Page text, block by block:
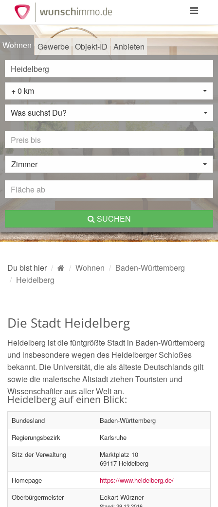
Toggle
Wohnen Gewerbe Objekt-ID Anbieten
+ 0 km
Was suchst Du?
Zimmer
SUCHEN
Du bist hier Wohnen
Baden-Württemberg
Heidelberg
Die Stadt Heidelberg
Heidelberg ist die füntgrößte Stadt in Baden-Württemberg
und insbesondere wegen des Heidelberger Schloßes
bekannt. Die Universität, die als älteste Deutschlands gilt
sowie die malerische Altstadt ziehen Touristen und
Wissenschaftler aus aller Welt an.
Heidelberg auf einen Blick:
Bundesland
Baden-Württemberg
Regierungsbezirk
Karlsruhe
Sitz der Verwaltung
Marktplatz 10
69117 Heidelberg
Homepage
https://www.heidelberg.de/
Oberbürgermeister
Eckart Würzner